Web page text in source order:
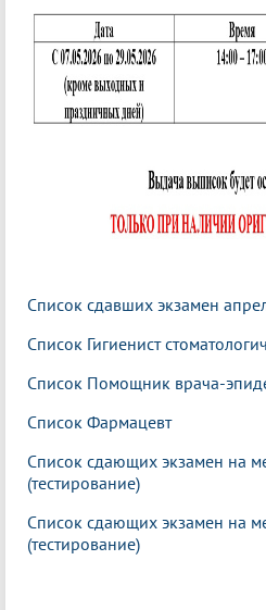
Список сдавших экзамен
Список Гигиенист
Список Помощник врача-
Список Фармацевт
Список сдающих экзамен на
(тестирование)
Список сдающих экзамен на
(тестирование)